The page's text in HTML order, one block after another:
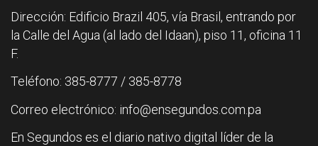
Dirección: Edificio Brazil 405, vía Brasil, entrando por
la Calle del Agua (al lado del Idaan), piso 11, oficina 11
F.
Teléfono: 385-8777 / 385-8778
Correo electrónico: info@ensegundos.com.pa
En Segundos es el diario nativo digital líder de la